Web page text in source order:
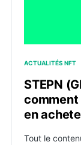
ACTUALITÉS NFT
STEPN
en
Tout le